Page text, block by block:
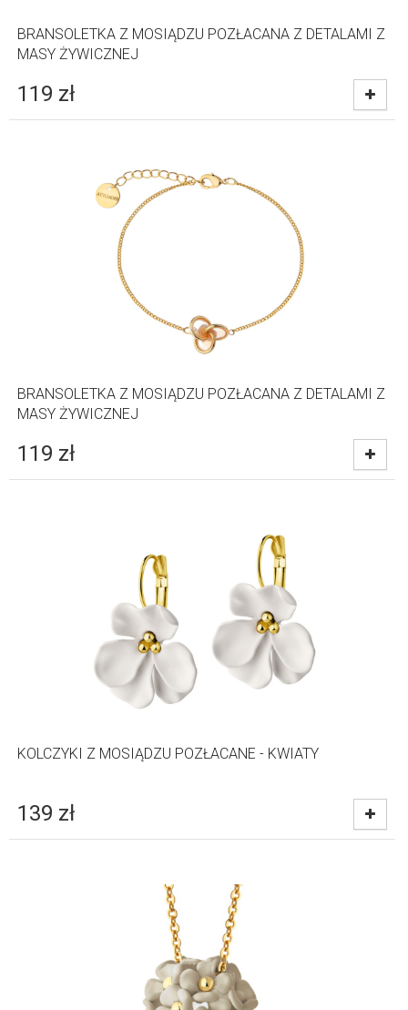
BRANSOLETKA Z MOSIĄDZU POZŁACANA Z DETALAMI Z
MASY ŻYWICZNEJ
119 zł
BRANSOLETKA Z MOSIĄDZU POZŁACANA Z DETALAMI Z
MASY ŻYWICZNEJ
119 zł
KOLCZYKI Z MOSIĄDZU POZŁACANE - KWIATY
139 zł